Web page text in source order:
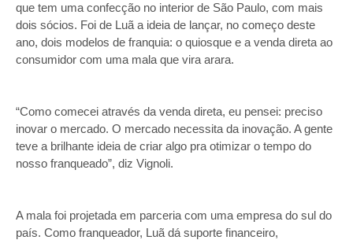
que tem uma confecção no interior de São Paulo, com mais
dois sócios. Foi de Luã a ideia de lançar, no começo deste
ano, dois modelos de franquia: o quiosque e a venda direta ao
consumidor com uma mala que vira arara.
“Como comecei através da venda direta, eu pensei: preciso
inovar o mercado. O mercado necessita da inovação. A gente
teve a brilhante ideia de criar algo pra otimizar o tempo do
nosso franqueado”, diz Vignoli.
A mala foi projetada em parceria com uma empresa do sul do
país. Como franqueador, Luã dá suporte financeiro,